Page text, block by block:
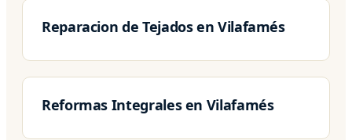
Reparacion de Tejados en Vilafamés
Reformas Integrales en Vilafamés